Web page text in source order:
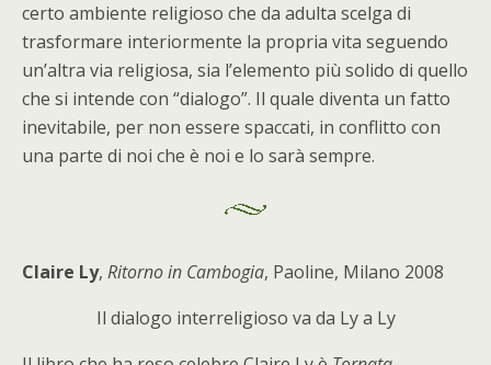
certo ambiente religioso che da adulta scelga di
trasformare interiormente la propria vita seguendo
un’altra via religiosa, sia l’elemento più solido di quello
che si intende con “dialogo”. Il quale diventa un fatto
inevitabile, per non essere spaccati, in conflitto con
una parte di noi che è noi e lo sarà sempre.
Claire Ly, Ritorno in Cambogia, Paoline, Milano 2008
Il dialogo interreligioso va da Ly a Ly